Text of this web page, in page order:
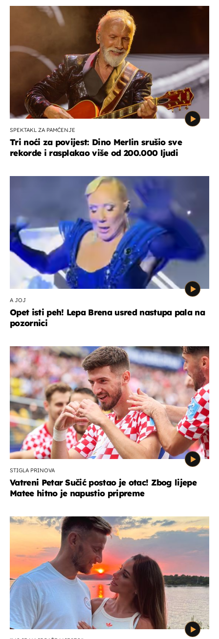
SPEKTAKL ZA PAMĆENJE
Tri noći za povijest: Dino Merlin srušio sve
rekorde i rasplakao više od 200.000 ljudi
A JOJ
Opet isti peh! Lepa Brena usred nastupa pala na
pozornici
STIGLA PRINOVA
Vatreni Petar Sučić postao je otac! Zbog lijepe
Matee hitno je napustio pripreme